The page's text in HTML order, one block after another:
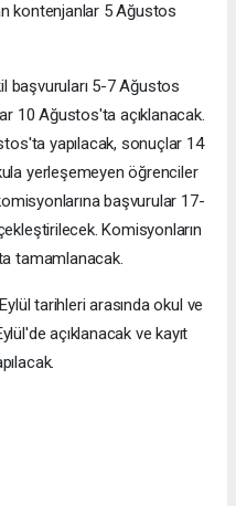
kontenjanlar 5 Ağustos
başvuruları 5-7 Ağustos
10 Ağustos'ta açıklanacak.
yapılacak, sonuçlar 14
yerleşemeyen öğrenciler
başvurular 17-
Komisyonların
tamamlanacak.
tarihleri arasında okul ve
açıklanacak ve kayıt